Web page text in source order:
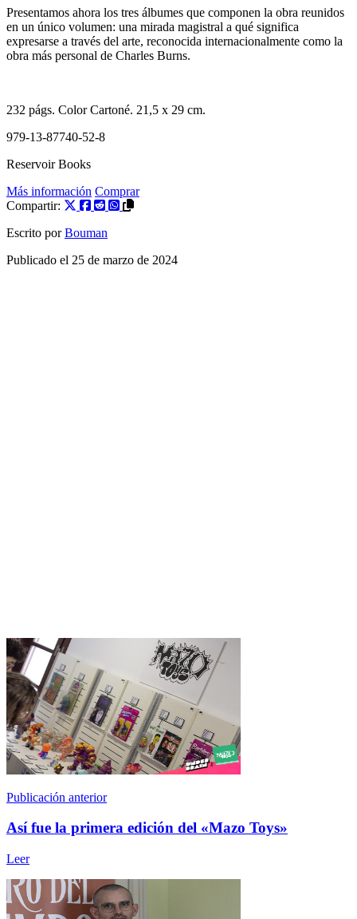
Presentamos ahora los tres álbumes que componen la obra reunidos
en un único volumen: una mirada magistral a qué significa
expresarse a través del arte, reconocida internacionalmente como la
obra más personal de Charles Burns.
232 págs. ColorCartoné. 21,5 x 29 cm.
979-13-87740-52-8
Reservoir Books
Más información Comprar
Compartir:
Escrito por Bouman
Publicado el 25 de marzo de 2024
Publicación anterior
Así fue la primera edición del «Mazo Toys»
Leer